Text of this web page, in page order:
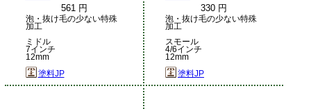
561 円
泡・抜け毛の少ない特殊
加工
ミドル
7インチ
12mm
塗料JP
330 円
泡・抜け毛の少ない特殊
加工
スモール
4/6インチ
12mm
塗料JP